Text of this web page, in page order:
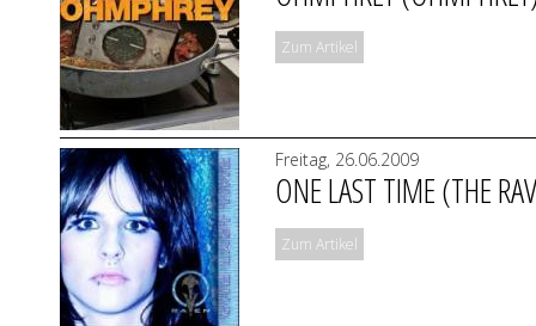
Zum Artikel
Freitag, 26.06.2009
ONE LAST TIME (THE
Zum Artikel